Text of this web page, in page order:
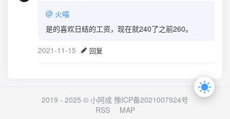
@ 火喵
是的喜欢日结的工资，现在就240了之前260。
2021-11-15 回复
2019 - 2025 © 小阿成 豫ICP备2021007924号
RSS
MAP